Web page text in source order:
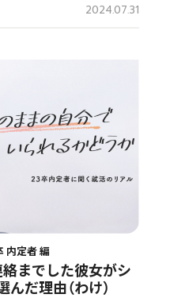
2024.07.31
内定者 編
までした彼女がシ
だ理由（わけ）